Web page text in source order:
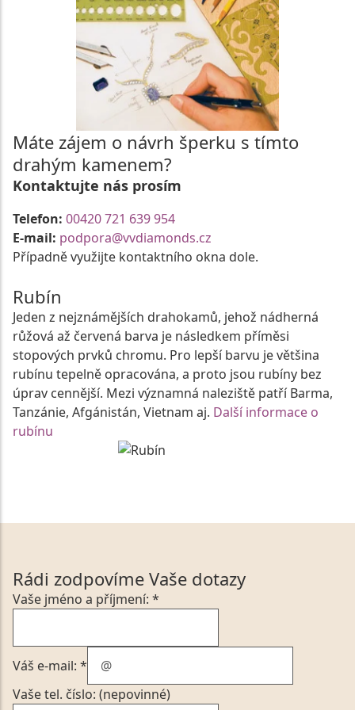
Máte zájem o návrh šperku s tímto
drahým kamenem?
Kontaktujte nás prosím
Telefon: 00420 721 639 954
E-mail: podpora@vvdiamonds.cz
Případně využijte kontaktního okna dole.
Rubín
Jeden z nejznámějších drahokamů, jehož nádherná
růžová až červená barva je následkem příměsi
stopových prvků chromu. Pro lepší barvu je většina
rubínu tepelně opracována, a proto jsou rubíny bez
úprav cennější. Mezi významná naleziště patří Barma,
Tanzánie, Afgánistán, Vietnam aj. Další informace o
rubínu
Rádi zodpovíme Vaše dotazy
Vaše jméno a příjmení: *
Váš e-mail: *
Vaše tel. číslo: (nepovinné)